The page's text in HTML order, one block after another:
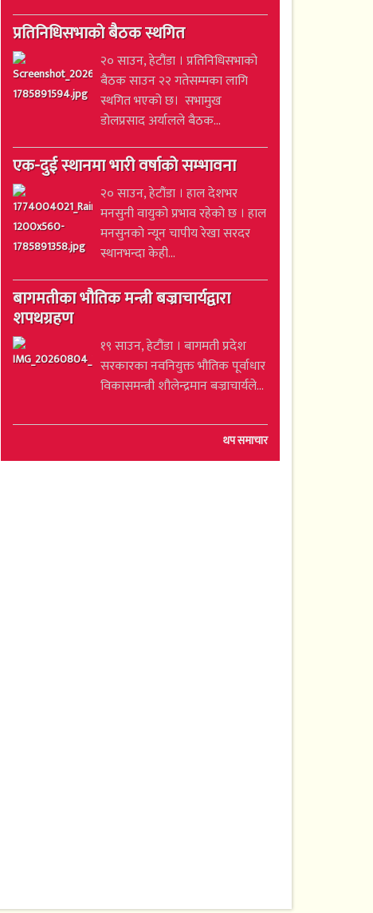
प्रतिनिधिसभाको बैठक स्थगित
२० साउन, हेटौंडा । प्रतिनिधिसभाको
बैठक साउन २२ गतेसम्मका लागि
स्थगित भएको छ। सभामुख
डोलप्रसाद अर्यालले बैठक...
एक-दुई स्थानमा भारी वर्षाको सम्भावना
२० साउन, हेटौंडा । हाल देशभर
मनसुनी वायुको प्रभाव रहेको छ । हाल
मनसुनको न्यून चापीय रेखा सरदर
स्थानभन्दा केही...
बागमतीका भौतिक मन्त्री बज्राचार्यद्वारा
शपथग्रहण
१९ साउन, हेटौंडा । बागमती प्रदेश
सरकारका नवनियुक्त भौतिक पूर्वाधार
विकासमन्त्री शौलेन्द्रमान बज्राचार्यले...
थप समाचार